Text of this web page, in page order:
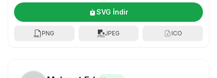
SVG İndir
PNG JPEG ICO